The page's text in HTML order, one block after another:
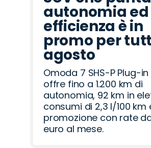
autonomia ed
efficienza è in
promo per
agosto
Omoda 7 SHS-P Plug-
offre fino a 1.200 km di
autonomia, 92 km in
consumi di 2,3 l/100 km
promozione con rate
euro al mese.